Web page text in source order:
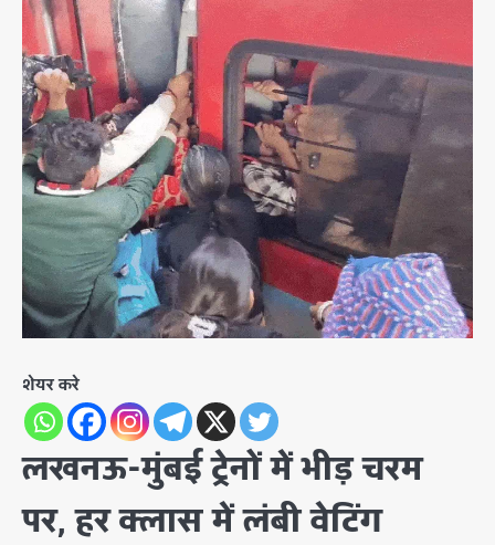
शेयर करे
लखनऊ-मुंबई ट्रेनों में भीड़ चरम
पर, हर क्लास में लंबी वेटिंग